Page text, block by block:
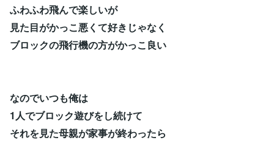
ふわふわ飛んで楽しいが
見た目がかっこ悪くて好きじゃなく
ブロックの飛行機の方がかっこ良い
なのでいつも俺は
1人でブロック遊びをし続けて
それを見た母親が家事が終わったら